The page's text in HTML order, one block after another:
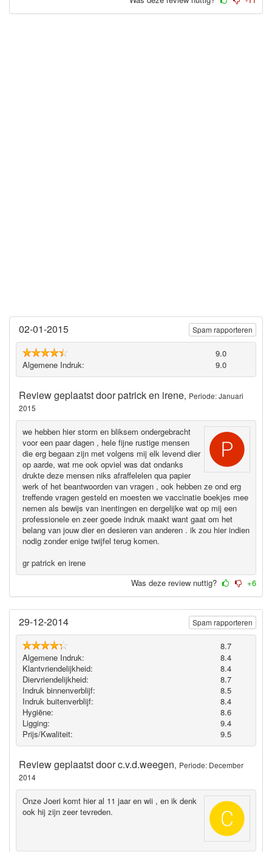
02-01-2015
9.0
Algemene Indruk:
9.0
Review geplaatst doorpatrick en irene, Periode: Januari
2015
we hebben hier storm en bliksem ondergebracht
voor een paar dagen , hele fijne rustige mensen
die erg begaan zijn met volgens mij elk levend dier
op aarde, wat me ook opviel was dat ondanks
drukte deze mensen niks afraffelelen qua papier
werk of het beantwoorden van vragen , ook hebben ze ond erg
treffende vragen gesteld en moesten we vaccinatie boekjes mee
nemen als bewijs van inentingen en dergelijke wat op mij een
professionele en zeer goede indruk maakt want gaat om het
belang van jouw dier en desieren van anderen . ik zou hier indien
nodig zonder enige twijfel terug komen.
gr patrick en irene
Spam rapporteren
Was deze review nuttig? +6
29-12-2014
8.7
Algemene Indruk:
8.4
Klantvriendelijkheid:
8.4
Diervriendelijkheid:
8.7
Indruk binnenverblijf:
8.5
Indruk buitenverblijf:
8.4
Hygiëne‎:
8.6
Ligging:
9.4
Prijs/Kwaliteit:
9.5
Review geplaatst doorc.v.d.weegen, Periode: December
2014
Onze Joeri komt hier al 11 jaar en wii , en ik denk
ook hij zijn zeer tevreden.
Spam rapporteren